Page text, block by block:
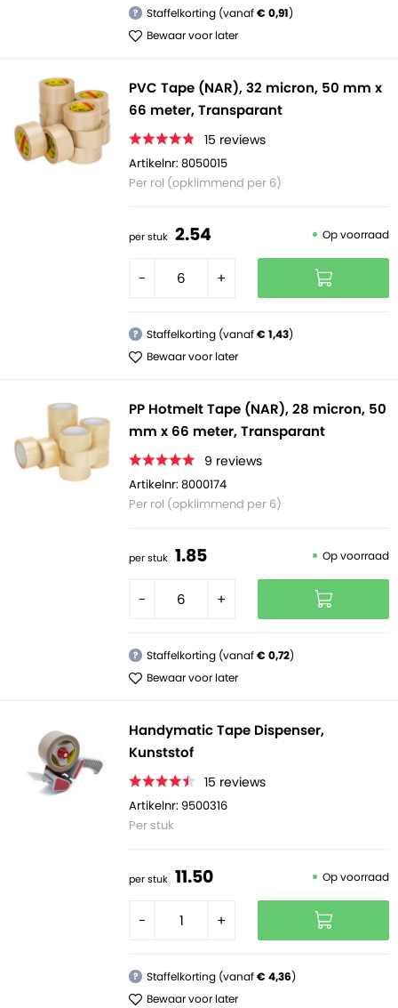
? Staffelkorting (vanaf€ 0,91)
Bewaar voor later
PVC Tape (NAR), 32 micron, 50 mm x
66 meter, Transparant
15 reviews
Artikelnr: 8050015
Per rol (opklimmend per 6)
per stuk 2.54 Op voorraad
- +
? Staffelkorting (vanaf€ 1,43)
Bewaar voor later
PP Hotmelt Tape (NAR), 28 micron, 50
mm x 66 meter, Transparant
9 reviews
Artikelnr: 8000174
Per rol (opklimmend per 6)
per stuk 1.85 Op voorraad
- +
? Staffelkorting (vanaf€ 0,72)
Bewaar voor later
Handymatic Tape Dispenser,
Kunststof
15 reviews
Artikelnr: 9500316
Per stuk
per stuk 11.50 Op voorraad
- +
? Staffelkorting (vanaf€ 4,36)
Bewaar voor later